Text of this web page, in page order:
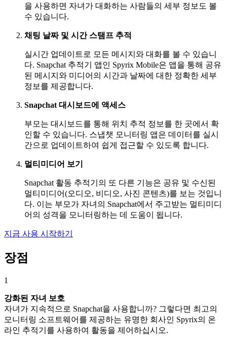
을 사용하면 자녀가 대화하는 사람들의 세부 정보도 볼
수 있습니다.
채팅 날짜 및 시간 스탬프 추적
실시간 업데이트로 모든 메시지와 대화를 볼 수 있습니
다. Snapchat 추적기 앱인 Spyrix Mobile은 앱을 통해 공유
된 메시지와 미디어의 시간과 날짜에 대한 정확한 세부
정보를 제공합니다.
Snapchat 대시보드에 액세스
부모는 대시보드를 통해 위치 추적 정보를 한 곳에서 확
인할 수 있습니다. 스냅챗 모니터링 앱은 데이터를 실시
간으로 업데이트하여 쉽게 접근할 수 있도록 합니다.
멀티미디어 보기
Snapchat 활동 추적기의 또 다른 기능은 공유 및 수신된
멀티미디어(오디오, 비디오, 사진 콘텐츠)를 보는 것입니
다. 이는 부모가 자녀의 Snapchat에서 주고받는 멀티미디
어의 성격을 모니터링하는 데 도움이 됩니다.
지금 사용 시작하기
장점
1
강화된 자녀 보호
자녀가 지속적으로 Snapchat을 사용합니까? 그렇다면 최고의
모니터링 소프트웨어를 제공하는 유명한 회사인 Spyrix의 온
라인 추적기를 사용하여 활동을 제어하십시오.